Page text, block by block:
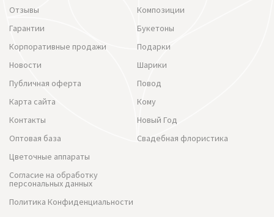
Отзывы
Гарантии
Корпоративные продажи
Новости
Публичная оферта
Карта сайта
Контакты
Оптовая база
Цветочные аппараты
Согласие на обработку
персональных данных
Политика Конфиденциальности
Композиции
Букетоны
Подарки
Шарики
Повод
Кому
Новый Год
Свадебная флористика